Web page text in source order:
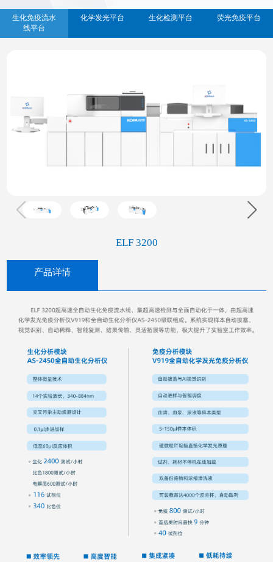
生化免疫流水
线平台
化学发光平台 生化检测平台 荧光免疫平台
ELF 3200
产品详情